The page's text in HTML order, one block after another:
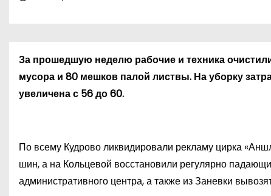
За прошедшую неделю рабочие и техника
мусора и 80 мешков палой листвы. На уборку
увеличена с 56 до 60.
По всему Кудрово ликвидировали рекламу цирка
шин, а на Кольцевой восстановили регулярно
административного центра, а также из Заневки